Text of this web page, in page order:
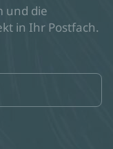
und die
in Ihr Postfach.